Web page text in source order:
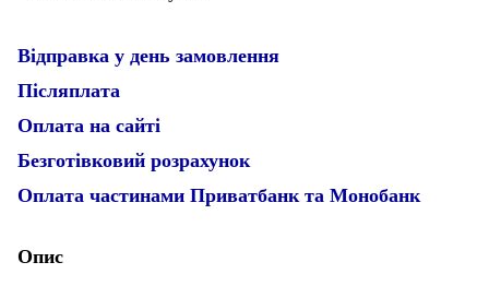
Відправка у день замовлення
Післяплата
Оплата на сайті
Безготівковий розрахунок
Оплата частинами Приватбанк та Монобанк
Опис